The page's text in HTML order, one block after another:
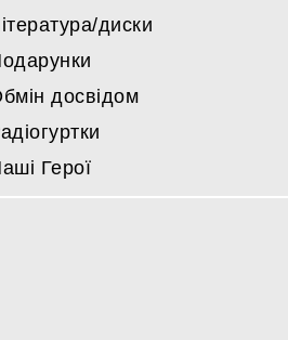
диски
досвідом
Герої